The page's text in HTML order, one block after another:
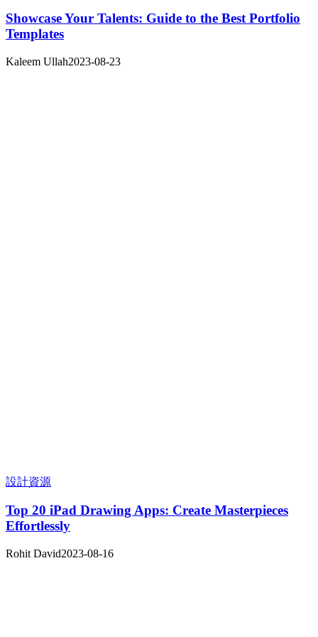
Showcase Your Talents: Guide to the Best Portfolio
Templates
Kaleem Ullah2023-08-23
設計資源
Top 20 iPad Drawing Apps: Create Masterpieces
Effortlessly
Rohit David2023-08-16